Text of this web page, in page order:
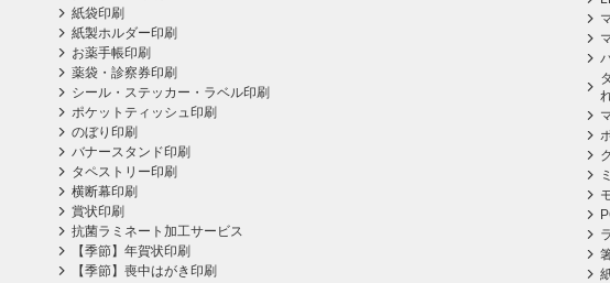
紙袋印刷
紙製ホルダー印刷
お薬手帳印刷
薬袋・診察券印刷
シール・ステッカー・ラベル印刷
ポケットティッシュ印刷
のぼり印刷
バナースタンド印刷
タペストリー印刷
横断幕印刷
賞状印刷
抗菌ラミネート加工サービス
【季節】年賀状印刷
【季節】喪中はがき印刷